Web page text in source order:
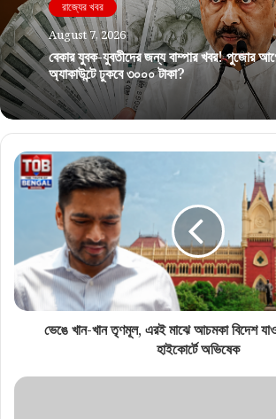
রাজ্যের খবর
August 7, 2026
বেকার যুবক-যুবতীদের জন্য বাম্পার খবর! পুজোর
অ্যাকাউন্টে ঢুকবে ৩০০০ টাকা?
ভেঙে খান-খান তৃণমূল, এরই মাঝে আচমকা বিদেশ
হাইকোর্টে অভিষেক